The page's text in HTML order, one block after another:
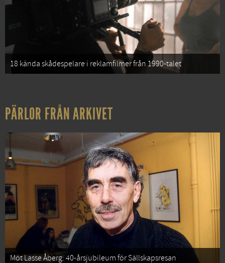
18 kända skådespelare i reklamfilmer från 1990-talet
PÄRLOR FRÅN ARKIVET
Möt Lasse Åberg: 40-årsjubileum för Sällskapsresan